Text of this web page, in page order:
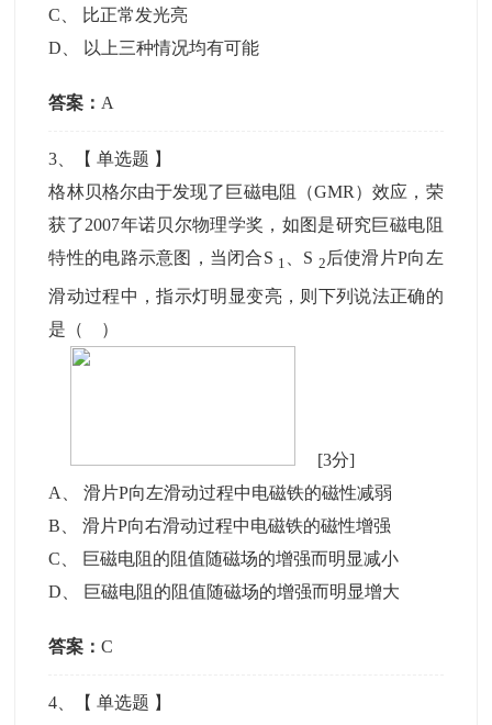
C
比正常发光亮
D
以上三种情况均有可能
答案： A
3 、【单选题 】
格林贝格尔由于发现了巨磁电阻（GMR）效应，荣
获了2007年诺贝尔物理学奖，如图是研究巨磁电阻
特性的电路示意图，当闭合S 1 、S 2 后使滑片P向左
滑动过程中，指示灯明显变亮，则下列说法正确的
是（ ）
[3分]
A
、滑片P向左滑动过程中电磁铁的磁性减弱
B 、滑片P向右滑动过程中电磁铁的磁性增强
C
巨磁电阻的阻值随磁场的增强而明显减小
D
巨磁电阻的阻值随磁场的增强而明显增大
答案：C
4 、【单选题 】